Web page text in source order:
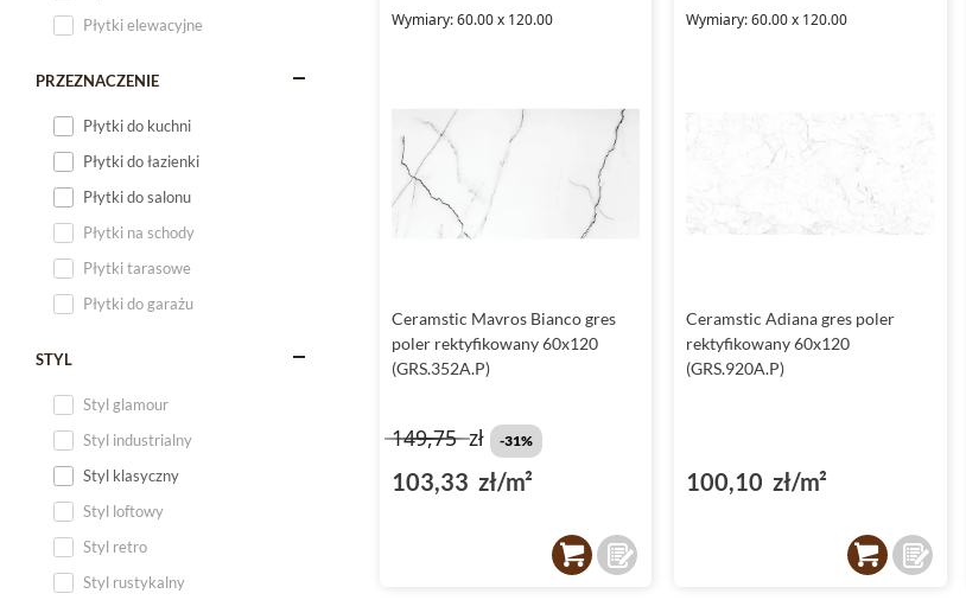
Płytki elewacyjne
PRZEZNACZENIE
Płytki do kuchni
Płytki do łazienki
Płytki do salonu
Płytki na schody
Płytki tarasowe
Płytki do garażu
STYL
Styl glamour
Styl industrialny
Styl klasyczny
Styl loftowy
Styl retro
Styl rustykalny
Wymiary: 60.00 x 120.00
Ceramstic Mavros Bianco gres
poler rektyfikowany 60x120
(GRS.352A.P)
149,75zł -31%
103,33 zł/m²
Wymiary: 60.00 x 120.00
Ceramstic Adiana gres poler
rektyfikowany 60x120
(GRS.920A.P)
100,10 zł/m²